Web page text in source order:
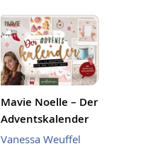
Mavie Noelle – Der
Adventskalender
Vanessa Weuffel